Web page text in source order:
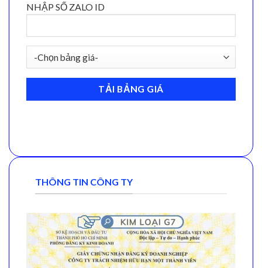
NHẬP SỐ ZALO ID
THÔNG TIN CÔNG TY